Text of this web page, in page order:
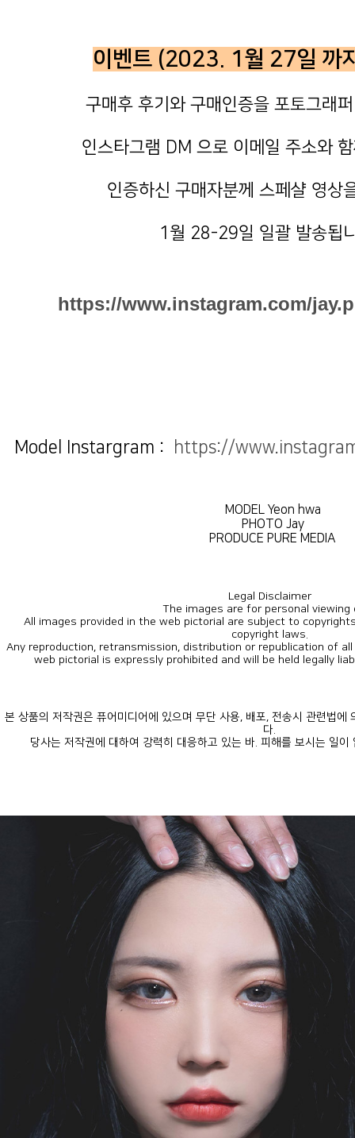
이벤트 (2023. 1월 27일 까
구매후 후기와 구매인증을 포토그래
인스타그램 DM 으로 이메일 주소와
인증하신 구매자분께 스페샬 영상
1월 28-29일 일괄 발송됩
https://www.instagram.com/
Model Instargram : https://
MODEL Yeon hwa
PHOTO Jay
PRODUCE PURE MEDIA
Legal Disclaimer
The images are for personal viewing
copyright laws.
web pictorial is expressly prohibited and will be held legally
다.
당사는 저작권에 대하여 강력히 대응하고 있는 바. 피해를 보시는 일